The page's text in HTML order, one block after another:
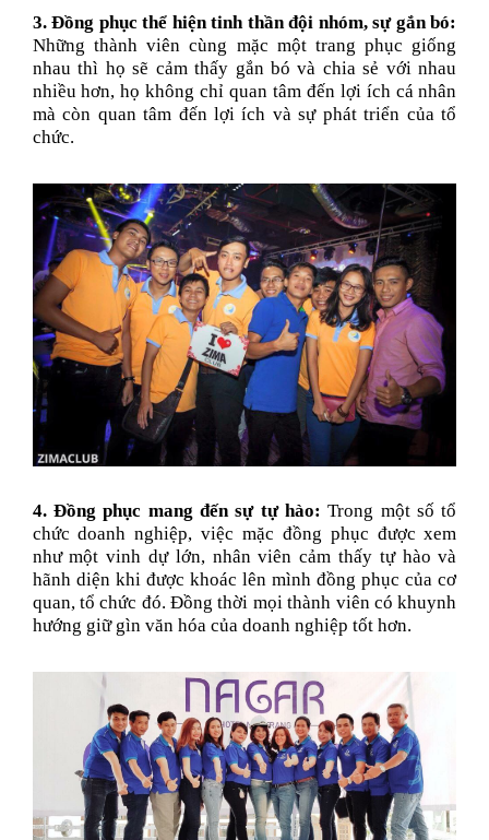
3. Đồng phục thể hiện tinh thần đội nhóm, sự gắn bó:
Những thành viên cùng mặc một trang phục giống
nhau thì họ sẽ cảm thấy gắn bó và chia sẻ với nhau
nhiều hơn, họ không chỉ quan tâm đến lợi ích cá nhân
mà còn quan tâm đến lợi ích và sự phát triển của tổ
chức.
4. Đồng phục mang đến sự tự hào:Trong một số tổ
chức doanh nghiệp, việc mặc đồng phục được xem
như một vinh dự lớn, nhân viên cảm thấy tự hào và
hãnh diện khi được khoác lên mình đồng phục của cơ
quan, tổ chức đó. Đồng thời mọi thành viên có khuynh
hướng giữ gìn văn hóa của doanh nghiệp tốt hơn.